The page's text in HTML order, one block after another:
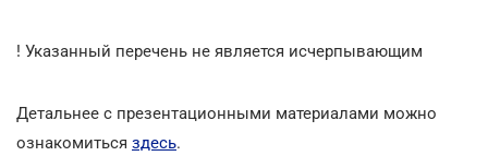
! Указанный перечень не является исчерпывающим
Детальнее с презентационными материалами можно
ознакомиться здесь.